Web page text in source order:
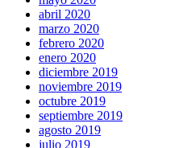
abril 2020
marzo 2020
febrero 2020
enero 2020
diciembre 2019
noviembre 2019
octubre 2019
septiembre 2019
agosto 2019
julio 2019